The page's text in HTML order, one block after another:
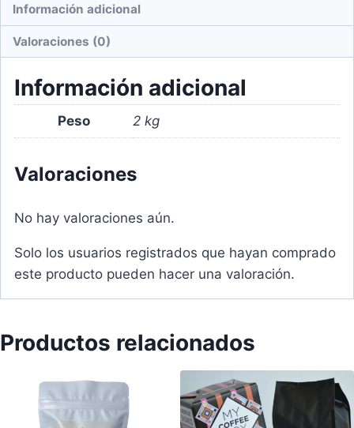
1kg
de
especial
bolsa
500grs
café
tradicional
Chiapas
Información adicional
Valoraciones (0)
Información adicional
Peso 2 kg
Valoraciones
No hay valoraciones aún.
Solo los usuarios registrados que hayan comprado
este producto pueden hacer una valoración.
Productos relacionados